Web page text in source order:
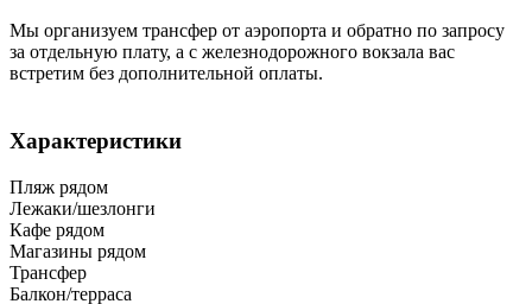
Мы организуем трансфер от аэропорта и обратно по запросу
за отдельную плату, а с железнодорожного вокзала вас
встретим без дополнительной оплаты.
Характеристики
Пляж рядом
Лежаки/шезлонги
Кафе рядом
Магазины рядом
Трансфер
Балкон/терраса